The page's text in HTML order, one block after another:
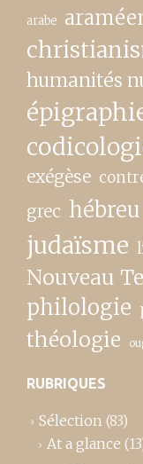
arabe
humanités
exégèse
grec hébreu
judaïsme
Nouveau
philologie
théologie
RUBRIQUES
Sélection (83)
At a glance